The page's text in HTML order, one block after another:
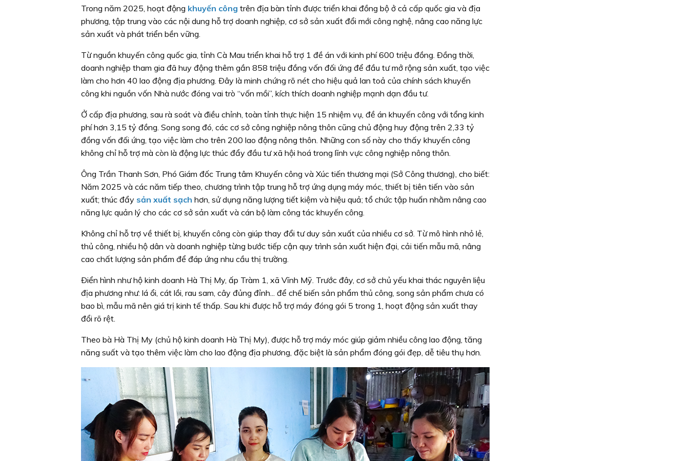
Trong năm 2025, hoạt động khuyến công trên địa bàn tỉnh được triển khai đồng bộ ở cả cấp quốc gia và địa
phương, tập trung vào các nội dung hỗ trợ doanh nghiệp, cơ sở sản xuất đổi mới công nghệ, nâng cao năng lực
sản xuất và phát triển bền vững.
Từ nguồn khuyến công quốc gia, tỉnh Cà Mau triển khai hỗ trợ 1 đề án với kinh phí 600 triệu đồng. Ðồng thời,
doanh nghiệp tham gia đã huy động thêm gần 858 triệu đồng vốn đối ứng để đầu tư mở rộng sản xuất, tạo việc
làm cho hơn 40 lao động địa phương. Ðây là minh chứng rõ nét cho hiệu quả lan toả của chính sách khuyến
công khi nguồn vốn Nhà nước đóng vai trò “vốn mồi”, kích thích doanh nghiệp mạnh dạn đầu tư.
Ở cấp địa phương, sau rà soát và điều chỉnh, toàn tỉnh thực hiện 15 nhiệm vụ, đề án khuyến công với tổng kinh
phí hơn 3,15 tỷ đồng. Song song đó, các cơ sở công nghiệp nông thôn cũng chủ động huy động trên 2,33 tỷ
đồng vốn đối ứng, tạo việc làm cho trên 200 lao động nông thôn. Những con số này cho thấy khuyến công
không chỉ hỗ trợ mà còn là động lực thúc đẩy đầu tư xã hội hoá trong lĩnh vực công nghiệp nông thôn.
Ông Trần Thanh Sơn, Phó Giám đốc Trung tâm Khuyến công và Xúc tiến thương mại (Sở Công thương), cho biết:
Năm 2025 và các năm tiếp theo, chương trình tập trung hỗ trợ ứng dụng máy móc, thiết bị tiên tiến vào sản
xuất; thúc đẩy sản xuất sạch hơn, sử dụng năng lượng tiết kiệm và hiệu quả; tổ chức tập huấn nhằm nâng cao
năng lực quản lý cho các cơ sở sản xuất và cán bộ làm công tác khuyến công.
Không chỉ hỗ trợ về thiết bị, khuyến công còn giúp thay đổi tư duy sản xuất của nhiều cơ sở. Từ mô hình nhỏ lẻ,
thủ công, nhiều hộ dân và doanh nghiệp từng bước tiếp cận quy trình sản xuất hiện đại, cải tiến mẫu mã, nâng
cao chất lượng sản phẩm để đáp ứng nhu cầu thị trường.
Ðiển hình như hộ kinh doanh Hà Thị My, ấp Tràm 1, xã Vĩnh Mỹ. Trước đây, cơ sở chủ yếu khai thác nguyên liệu
địa phương như: lá ổi, cát lồi, rau sam, cây đủng đỉnh... để chế biến sản phẩm thủ công, song sản phẩm chưa có
bao bì, mẫu mã nên giá trị kinh tế thấp. Sau khi được hỗ trợ máy đóng gói 5 trong 1, hoạt động sản xuất thay
đổi rõ rệt.
Theo bà Hà Thị My (chủ hộ kinh doanh Hà Thị My), được hỗ trợ máy móc giúp giảm nhiều công lao động, tăng
năng suất và tạo thêm việc làm cho lao động địa phương, đặc biệt là sản phẩm đóng gói đẹp, dễ tiêu thụ hơn.